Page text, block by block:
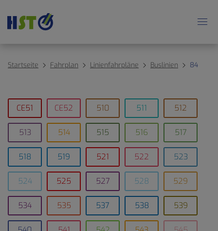
Startseite Fahrplan Linienfahrpläne Buslinien 84
CE51 CE52 510 511 512
513 514 515 516 517
518 519 521 522 523
524 525 527 528 529
534 535 537 538 539